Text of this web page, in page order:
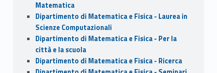
Matematica
Dipartimento di Matematica e Fisica - Laurea in
Scienze Computazionali
Dipartimento di Matematica e Fisica - Per la
città e la scuola
Dipartimento di Matematica e Fisica - Ricerca